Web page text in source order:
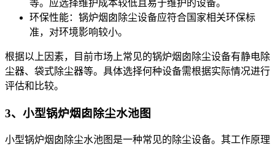
等。应选择维护成本较低且易于维护的设备。
环保性能：锅炉烟囱除尘设备应符合国家相关环保标
准，对环境影响较小。
根据以上因素，目前市场上常见的锅炉烟囱除尘设备有静电除
尘器、袋式除尘器等。具体选择何种设备需根据实际情况进行
评估和比较。
3、小型锅炉烟囱除尘水池图
小型锅炉烟囱除尘水池图是一种常见的除尘设备。其工作原理